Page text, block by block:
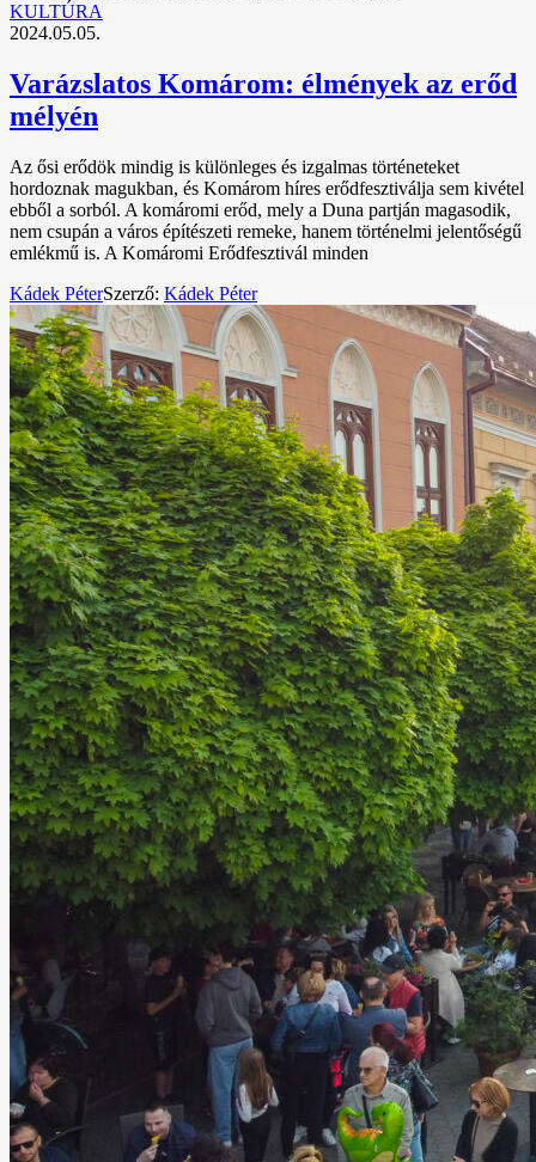
KULTÚRA
2024.05.05.
Varázslatos Komárom: élmények az erőd
mélyén
Az ősi erődök mindig is különleges és izgalmas történeteket
hordoznak magukban, és Komárom híres erődfesztiválja sem kivétel
ebből a sorból. A komáromi erőd, mely a Duna partján magasodik,
nem csupán a város építészeti remeke, hanem történelmi jelentőségű
emlékmű is. A Komáromi Erődfesztivál minden
Kádek PéterSzerző: Kádek Péter